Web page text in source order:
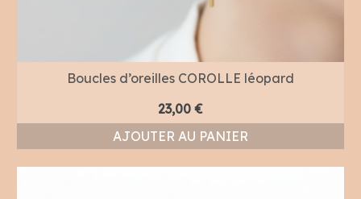
Boucles d’oreilles COROLLE léopard
23,00 €
AJOUTER AU PANIER